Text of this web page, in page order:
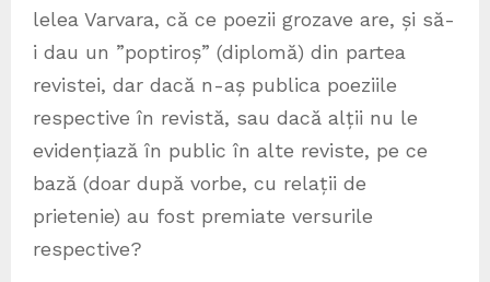
lelea Varvara, că ce poezii grozave are, și să-
i dau un ”poptiroș” (diplomă) din partea
revistei, dar dacă n-aș publica poeziile
respective în revistă, sau dacă alții nu le
evidențiază în public în alte reviste, pe ce
bază (doar după vorbe, cu relații de
prietenie) au fost premiate versurile
respective?